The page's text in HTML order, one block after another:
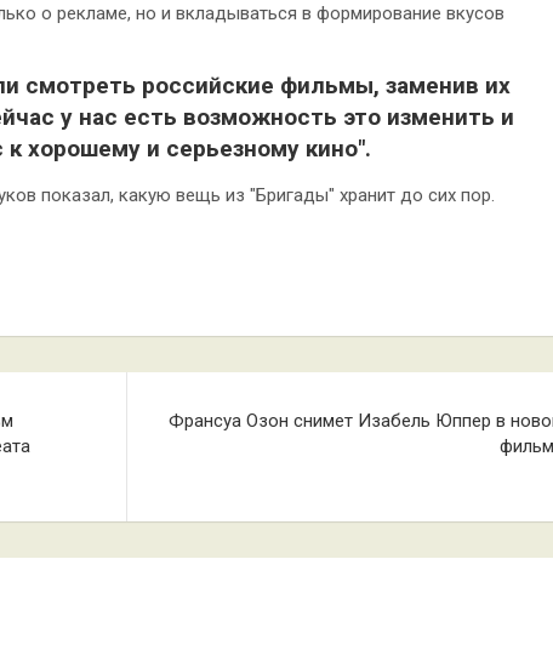
о рекламе, но и вкладываться в формирование вкусов
смотреть российские фильмы, заменив их
у нас есть возможность это изменить и
хорошему и серьезному кино".
показал, какую вещь из "Бригады" хранит до сих пор.
Франсуа Озон снимет Изабель Юппер в